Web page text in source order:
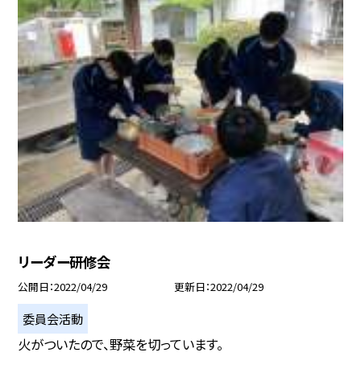
リーダー研修会
公開日 2022/04/29 更新日 2022/04/29
委員会活動
火がついたので、野菜を切っています。